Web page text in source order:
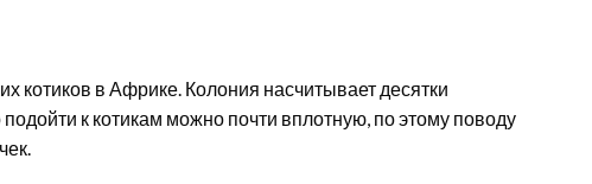
котиков в Африке. Колония насчитывает десятки
к котикам можно почти вплотную, по этому поводу